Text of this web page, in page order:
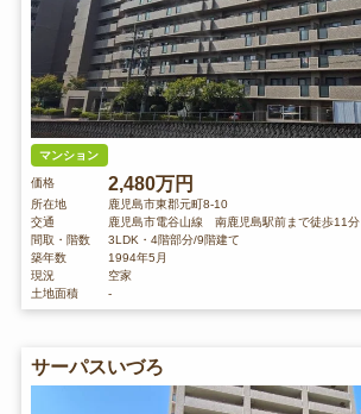
マンション
価格 2,480万円
所在地
鹿児島市東郡元町8-10
交通
鹿児島市電谷山線 南鹿児島駅前まで徒歩11分
間取・階数
3LDK・4階部分/9階建て
築年数
1994年5月
現況
空家
土地面積
-
サーパスいづろ